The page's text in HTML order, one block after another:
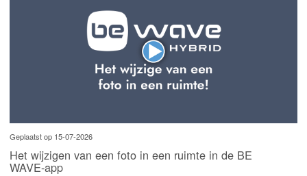
Geplaatst op 15-07-2026
Het wijzigen van een foto in een ruimte in de BE
WAVE-app